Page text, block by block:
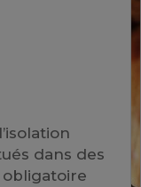
dans des
obligatoire